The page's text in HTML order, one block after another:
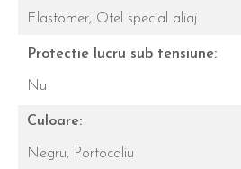
Elastomer, Otel special aliaj
Protectie lucru sub tensiune:
Nu
Culoare:
Negru, Portocaliu